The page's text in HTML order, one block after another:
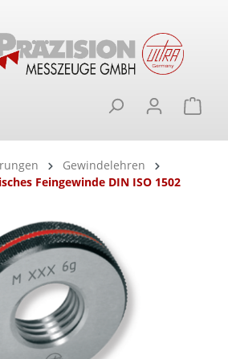
Gewindelehren
Feingewinde DIN ISO 1502